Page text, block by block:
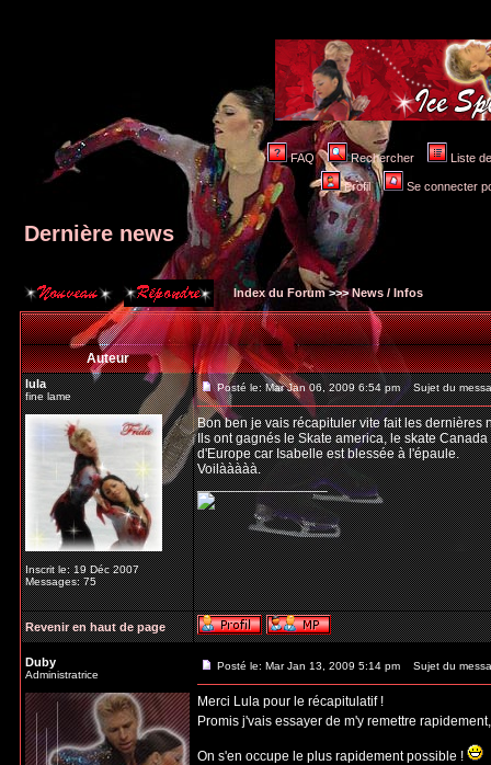
FAQ Rechercher Liste
Profil Se connecter
Dernière news
Index du Forum>>>News / Infos
Auteur
lula
fine lame
Inscrit le: 19 Déc 2007
Messages: 75
Posté le: Mar Jan 06, 2009 6:54 pm Sujet du
Bon ben je vais récapituler vite fait les dernières
Ils ont gagnés le Skate america, le skate
d'Europe car Isabelle est blessée à l'épaule.
Voilààààà.
_________________
Revenir en haut de page
Duby
Administratrice
Posté le: Mar Jan 13, 2009 5:14 pm Sujet du
Merci Lula pour le récapitulatif !
Promis j'vais essayer de m'y remettre
On s'en occupe le plus rapidement possible !